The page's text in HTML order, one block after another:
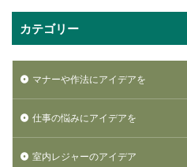
カテゴリー
マナーや作法にアイデアを
仕事の悩みにアイデアを
室内レジャーのアイデア